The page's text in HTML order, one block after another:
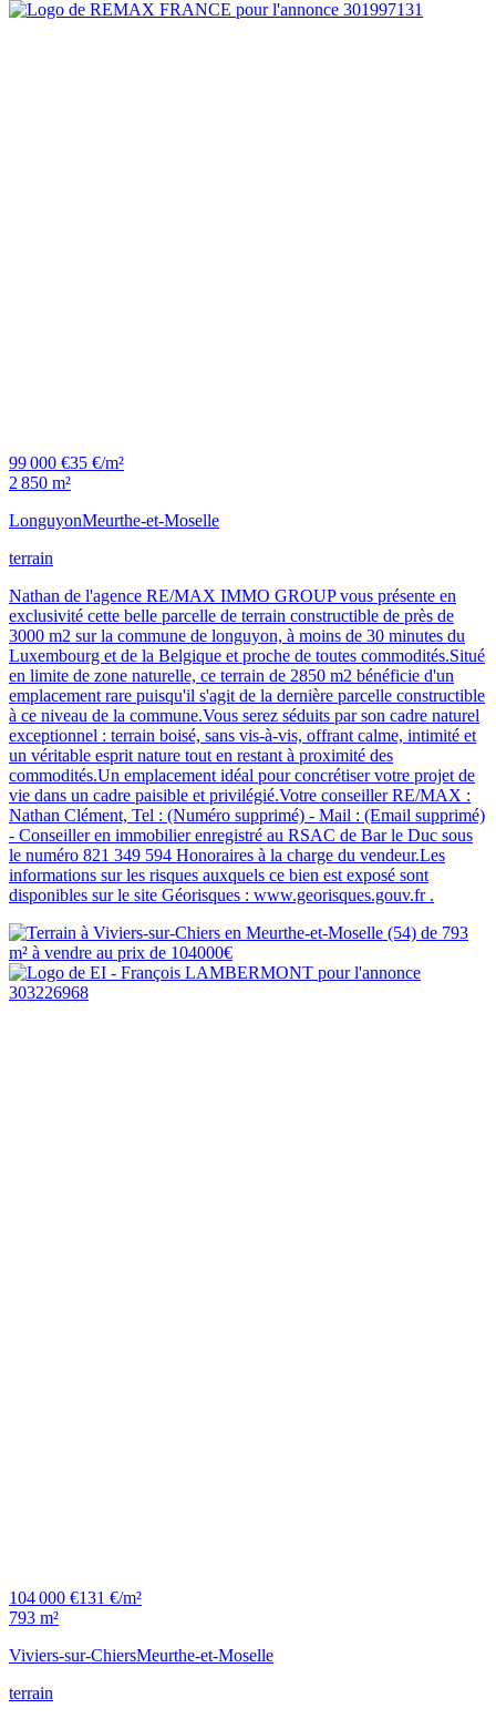
99 000 €35 €/m²
2 850 m²
LonguyonMeurthe-et-Moselle
terrain
Nathan de l'agence RE/MAX IMMO GROUP vous présente en
exclusivité cette belle parcelle de terrain constructible de près de
3000 m2 sur la commune de longuyon, à moins de 30 minutes du
Luxembourg et de la Belgique et proche de toutes commodités.Situé
en limite de zone naturelle, ce terrain de 2850 m2 bénéficie d'un
emplacement rare puisqu'il s'agit de la dernière parcelle constructible
à ce niveau de la commune.Vous serez séduits par son cadre naturel
exceptionnel : terrain boisé, sans vis-à-vis, offrant calme, intimité et
un véritable esprit nature tout en restant à proximité des
commodités.Un emplacement idéal pour concrétiser votre projet de
vie dans un cadre paisible et privilégié.Votre conseiller RE/MAX :
Nathan Clément, Tel : (Numéro supprimé) - Mail : (Email supprimé)
- Conseiller en immobilier enregistré au RSAC de Bar le Duc sous
le numéro 821 349 594 Honoraires à la charge du vendeur.Les
informations sur les risques auxquels ce bien est exposé sont
disponibles sur le site Géorisques : www.georisques.gouv.fr .
104 000 €131 €/m²
793 m²
Viviers-sur-ChiersMeurthe-et-Moselle
terrain